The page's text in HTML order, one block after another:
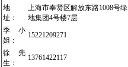
地
址：
上海市奉贤区解放东路1008号绿
地集团4号楼7层
季小
姐：
15221209271
徐先
生：
13761422117